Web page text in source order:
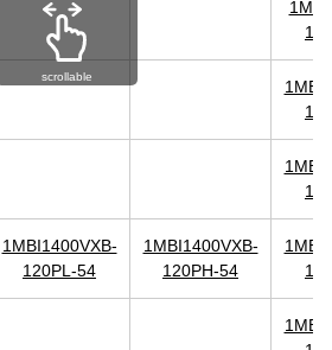
1MBI1400VXB-
120PL-54
1MBI1400VXB-
120PH-54
scrollable